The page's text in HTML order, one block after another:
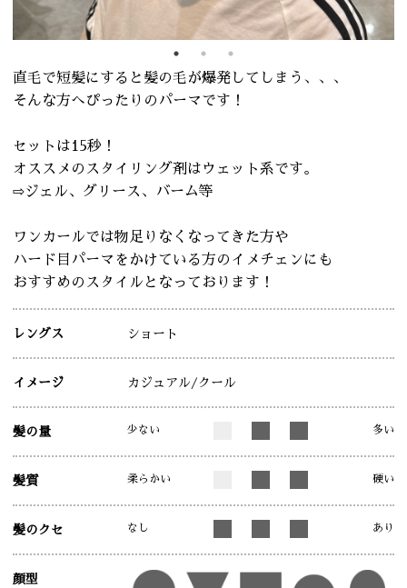
直毛で短髪にすると髪の毛が爆発してしまう、、、
そんな方へぴったりのパーマです！
セットは15秒！
オススメのスタイリング剤はウェット系です。
⇨ジェル、グリース、バーム等
ワンカールでは物足りなくなってきた方や
ハード目パーマをかけている方のイメチェンにも
おすすめのスタイルとなっております！
レングス ショート
イメージ カジュアル /クール
髪の量 少ない 多い
髪質 柔らかい 硬い
髪のクセ なし あり
顔型